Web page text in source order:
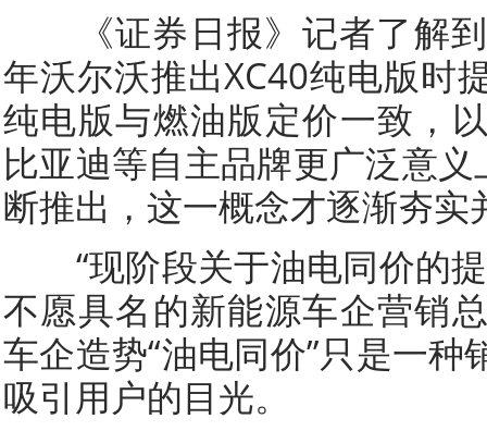
《证券日报》记者了解到
年沃尔沃推出XC40纯电版时
纯电版与燃油版定价一致，
比亚迪等自主品牌更广泛意
断推出，这一概念才逐渐夯实
“现阶段关于油电同价的提
不愿具名的新能源车企营销
车企造势“油电同价”只是一
吸引用户的目光。